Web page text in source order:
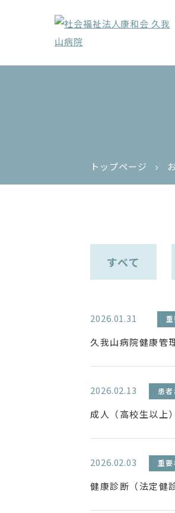
トップページ
すべて
2026.01.31
久我山病院健康管
2026.02.13 患者
成人（高校生以上
2026.02.03 重要
健康診断（法定健